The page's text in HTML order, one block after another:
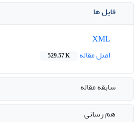
فایل ها
اصل مقاله
529.57 K
سابقه مقاله
هم رسانی